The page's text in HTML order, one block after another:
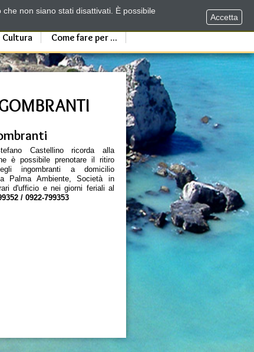
Cultura Come fare per ...
Castellino ricorda alla
è possibile prenotare il ritiro
ingombranti a domicilio
Palma Ambiente, Società in
d'ufficio e nei giorni feriali al
/ 0922-799353
che non siano stati disattivati. È possibile
Accetta